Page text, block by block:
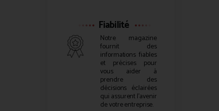
Fiabilité
Notre magazine
fournit des
informations fiables
et précises pour
vous aider à
prendre des
décisions éclairées
qui assurent l’avenir
de votre entreprise.